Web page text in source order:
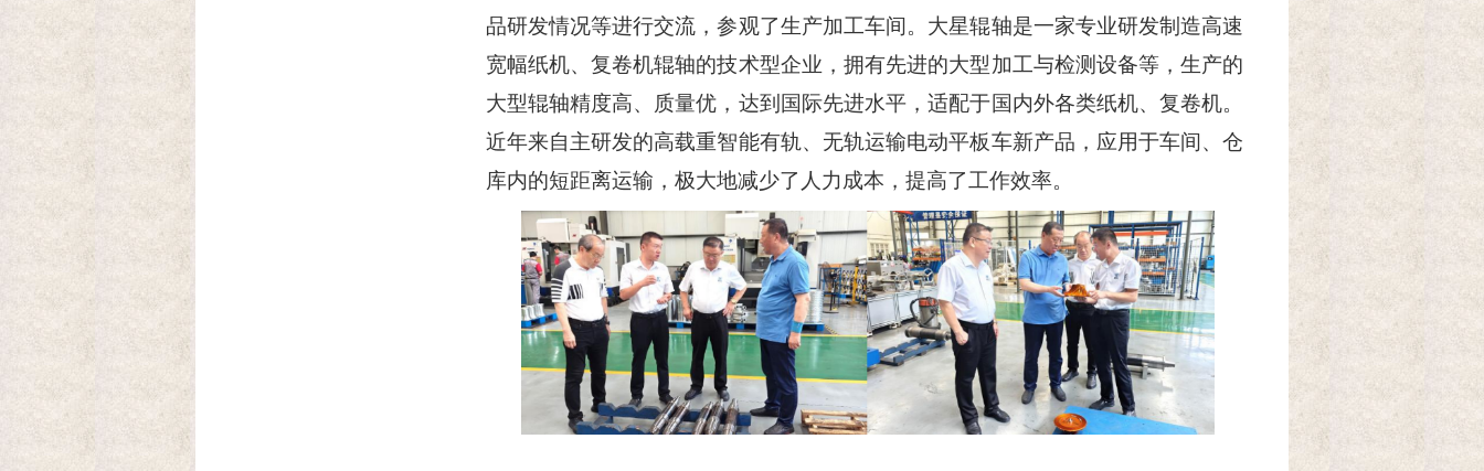
品研发情况等进行交流，参观了生产加工车间。大星辊轴是一家专业研发制造高速
宽幅纸机、复卷机辊轴的技术型企业，拥有先进的大型加工与检测设备等，生产的
大型辊轴精度高、质量优，达到国际先进水平，适配于国内外各类纸机、复卷机。
近年来自主研发的高载重智能有轨、无轨运输电动平板车新产品，应用于车间、仓
库内的短距离运输，极大地减少了人力成本，提高了工作效率。